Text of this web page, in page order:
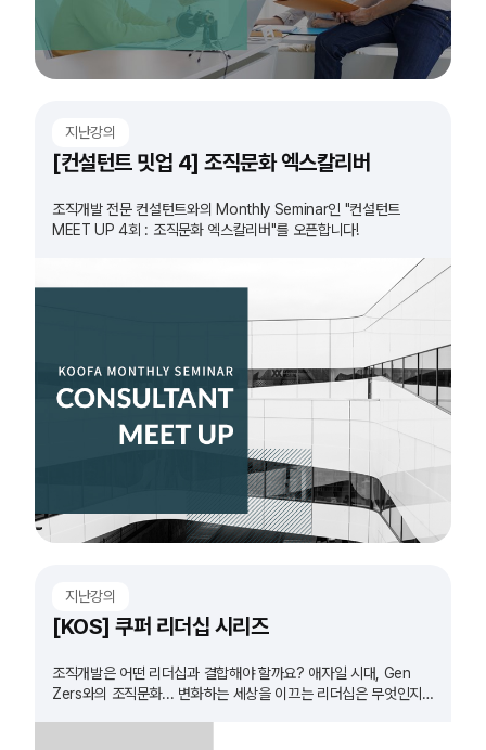
지난강의
[컨설턴트 밋업 4] 조직문화 엑스칼리버
조직개발 전문 컨설턴트와의 Monthly Seminar인 "컨설턴트
MEET UP 4회 : 조직문화 엑스칼리버"를 오픈합니다!
지난강의
[KOS] 쿠퍼 리더십 시리즈
조직개발은 어떤 리더십과 결합해야 할까요? 애자일 시대, Gen
Zers와의 조직문화... 변화하는 세상을 이끄는 리더십은 무엇인지